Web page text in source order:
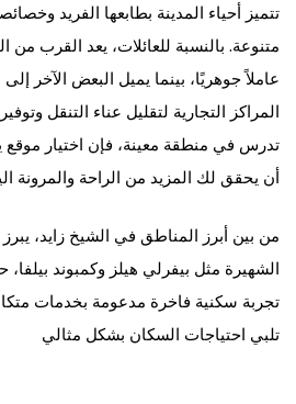
تتميز أحياء المدينة بطابعها الفريد
متنوعة. بالنسبة للعائلات، يعد القرب
عاملاً جوهريًا، بينما يميل البعض الآخر
المراكز التجارية لتقليل عناء التنقل
تدرس في منطقة معينة، فإن اختيار
أن يحقق لك المزيد من الراحة والمرونة
من بين أبرز المناطق في الشيخ زايد،
الشهيرة مثل بيفرلي هيلز وكمبوند
تجربة سكنية فاخرة مدعومة بخدمات
تلبي احتياجات السكان بشكل مثالي